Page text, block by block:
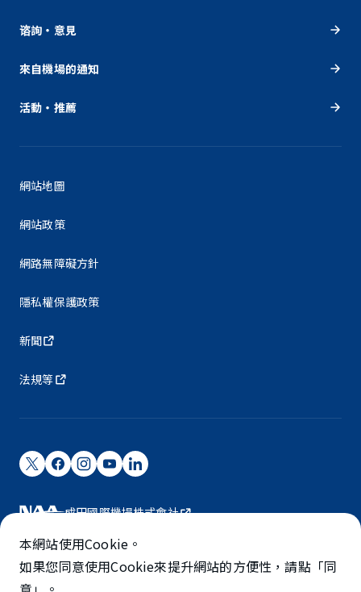
谘詢・意見
來自機場的通知
活動・推薦
網站地圖
網站政策
網路無障礙方針
隱私權保護政策
新聞
法規等
成田國際機場株式會社
成田國際機場由NAA營運。
©NARITA INTERNATIONAL AIRPORT CORPORATION
本網站使用Cookie。
如果您同意使用Cookie來提升網站的方便性，請點「同